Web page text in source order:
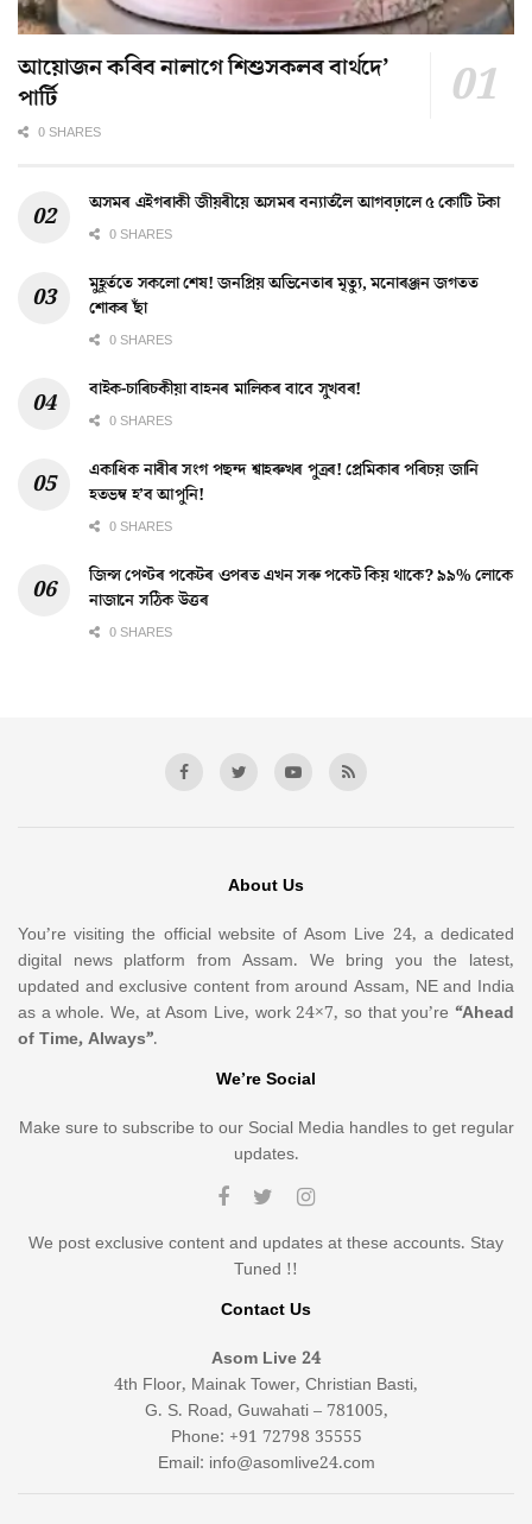
আয়োজন কৰিব নালাগে শিশুসকলৰ বাৰ্থদে’
পাৰ্টি
0 SHARES
অসমৰ এইগৰাকী জীয়ৰীয়ে অসমৰ বন্যাৰ্তলৈ আগবঢ়ালে ৫ কোটি টকা
0 SHARES
মুহূৰ্ততে সকলো শেষ! জনপ্ৰিয় অভিনেতাৰ মৃত্যু, মনোৰঞ্জন জগতত
শোকৰ ছাঁ
0 SHARES
বাইক-চাৰিচকীয়া বাহনৰ মালিকৰ বাবে সুখবৰ!
0 SHARES
একাধিক নাৰীৰ সংগ পছন্দ শ্বাহৰুখৰ পুত্ৰৰ! প্ৰেমিকাৰ পৰিচয় জানি
হতভম্ব হ’ব আপুনি!
0 SHARES
জিন্স পেণ্টৰ পকেটৰ ওপৰত এখন সৰু পকেট কিয় থাকে? ৯৯% লোকে
নাজানে সঠিক উত্তৰ
0 SHARES
About Us
You’re visiting the official website of Asom Live 24, a dedicated
digital news platform from Assam. We bring you the latest,
updated and exclusive content from around Assam, NE and India
as a whole. We, at Asom Live, work 24×7, so that you’re “Ahead
of Time, Always”.
We’re Social
Make sure to subscribe to our Social Media handles to get regular
updates.
We post exclusive content and updates at these accounts. Stay
Tuned !!
Contact Us
Asom Live 24
4th Floor, Mainak Tower, Christian Basti,
G. S. Road, Guwahati – 781005,
Phone: +91 72798 35555
Email: info@asomlive24.com